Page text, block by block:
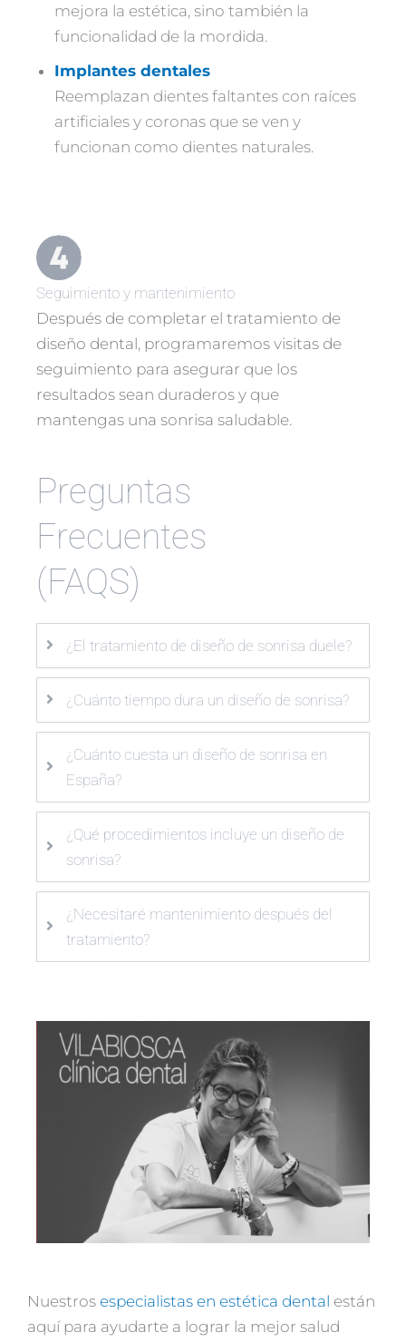
mejora la estética, sino también la
funcionalidad de la mordida.
Implantes dentales
Reemplazan dientes faltantes con raíces
artificiales y coronas que se ven y
funcionan como dientes naturales.
Seguimiento y mantenimiento
Después de completar el tratamiento de
diseño dental, programaremos visitas de
seguimiento para asegurar que los
resultados sean duraderos y que
mantengas una sonrisa saludable.
Preguntas
Frecuentes
(FAQS)
¿El tratamiento de diseño de sonrisa duele?
¿Cuánto tiempo dura un diseño de sonrisa?
¿Cuánto cuesta un diseño de sonrisa en
España?
¿Qué procedimientos incluye un diseño de
sonrisa?
¿Necesitaré mantenimiento después del
tratamiento?
Nuestros especialistas en estética dental están
aquí para ayudarte a lograr la mejor salud